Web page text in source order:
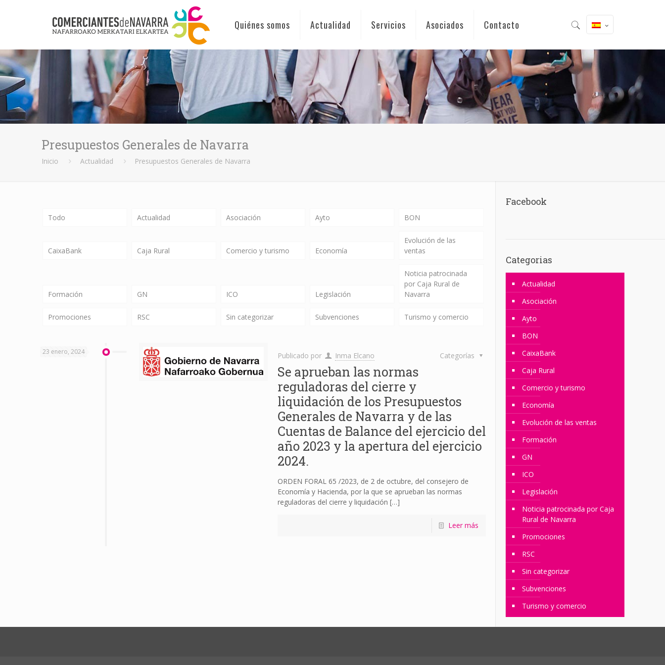
Quiénes somos Actualidad Servicios Asociados Contacto
Presupuestos Generales de Navarra
Inicio Actualidad Presupuestos Generales de Navarra
Todo Actualidad Asociación Ayto BON
CaixaBank Caja Rural Comercio y turismo Economía
Evolución de las
ventas
Formación GN ICO Legislación
Noticia patrocinada
por Caja Rural de
Navarra
Promociones RSC Sin categorizar Subvenciones Turismo y comercio
23 enero, 2024 Publicado por Inma Elcano Categorías
Se aprueban las normas
reguladoras del cierre y
liquidación de los Presupuestos
Generales de Navarra y de las
Cuentas de Balance del ejercicio del
año 2023 y la apertura del ejercicio
2024.
ORDEN FORAL 65 /2023, de 2 de octubre, del consejero de
Economía y Hacienda, por la que se aprueban las normas
reguladoras del cierre y liquidación […]
Leer más
Facebook
Categorias
Actualidad
Asociación
Ayto
BON
CaixaBank
Caja Rural
Comercio y turismo
Economía
Evolución de las ventas
Formación
GN
ICO
Legislación
Noticia patrocinada por Caja
Rural de Navarra
Promociones
RSC
Sin categorizar
Subvenciones
Turismo y comercio